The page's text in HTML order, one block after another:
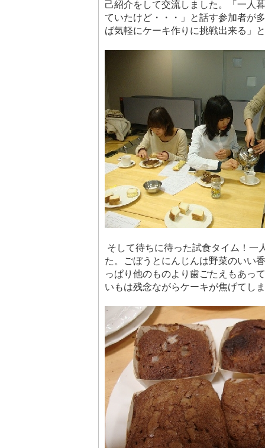
己紹介をして交流しました。「一人
ていたけど・・・」と話す参加者が
ば気軽にケーキ作りに挑戦出来る」
そして待ちに待った試食タイム！一
た。ごぼうとにんじんは野菜のいい
っぱり他のものより歯ごたえもあっ
いもは残念ながらケーキが焦げてし